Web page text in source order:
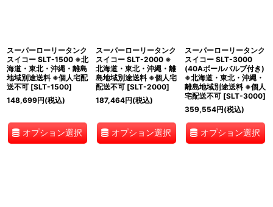
スーパーローリータンク
スイコー SLT-1500 ※北
海道・東北・沖縄・離島
地域別途送料 ※個人宅配
送不可 [SLT-1500]
148,699円(税込)
オプション選択
スーパーローリータンク
スイコー SLT-2000 ※
北海道・東北・沖縄・離
島地域別途送料 ※個人宅
配送不可 [SLT-2000]
187,464円(税込)
オプション選択
スーパーローリータンク
スイコー SLT-3000
(40Aボールバルブ付き)
※北海道・東北・沖縄・
離島地域別途送料 ※個人
宅配送不可 [SLT-3000]
359,554円(税込)
オプション選択